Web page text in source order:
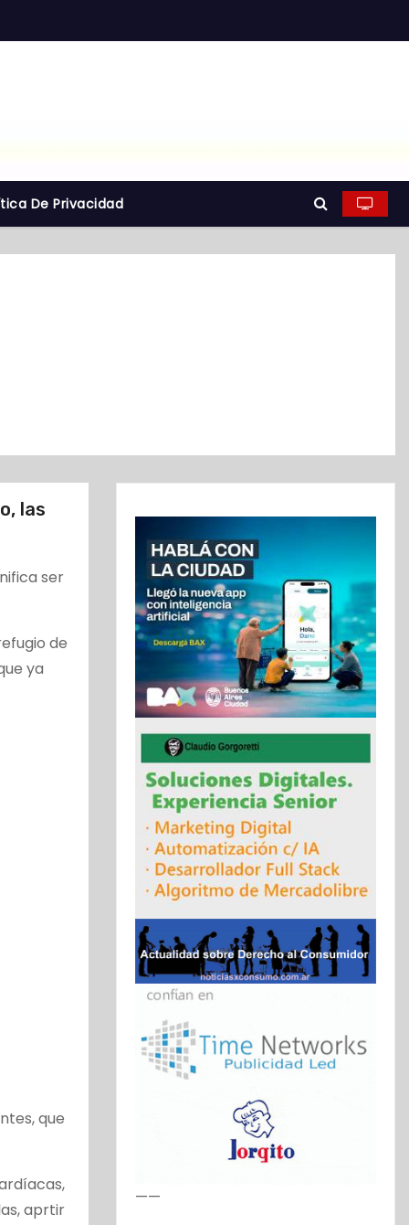
De Privacidad
las
ser
de
ya
que
aprtir
——